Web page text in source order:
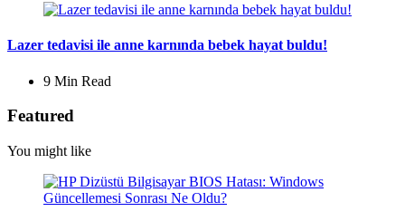
Lazer tedavisi ile anne karnında bebek hayat buldu!
9 Min Read
Featured
You might like